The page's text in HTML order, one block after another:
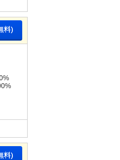
料)
料)